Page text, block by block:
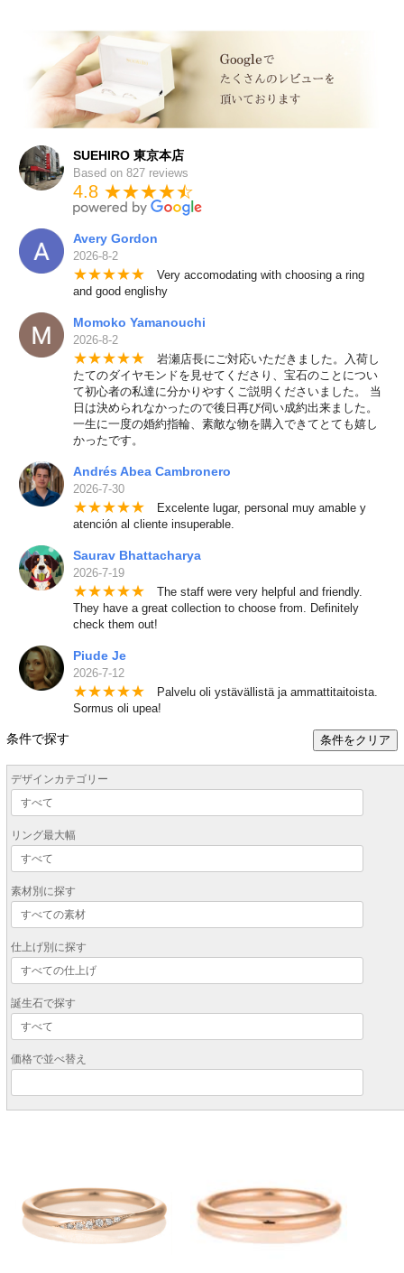
SUEHIRO 東京本店
Based on 827 reviews
4.8 ★★★★★
☆
Avery Gordon
2026-8-2
★★★★★ Very accomodating with choosing a ring
and good englishy
Momoko Yamanouchi
2026-8-2
★★★★★ 岩瀬店長にご対応いただきました。入荷し
たてのダイヤモンドを見せてくださり、宝石のことについ
て初心者の私達に分かりやすくご説明くださいました。 当
日は決められなかったので後日再び伺い成約出来ました。
一生に一度の婚約指輪、素敵な物を購入できてとても嬉し
かったです。
Andrés Abea Cambronero
2026-7-30
★★★★★ Excelente lugar, personal muy amable y
atención al cliente insuperable.
Saurav Bhattacharya
2026-7-19
★★★★★ The staff were very helpful and friendly.
They have a great collection to choose from. Definitely
check them out!
Piude Je
2026-7-12
★★★★★ Palvelu oli ystävällistä ja ammattitaitoista.
Sormus oli upea!
条件で探す 条件をクリア
デザインカテゴリー
リング最大幅
素材別に探す
仕上げ別に探す
誕生石で探す
価格で並べ替え